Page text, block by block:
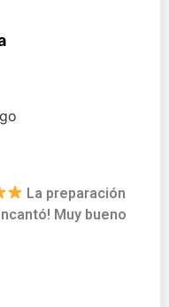
La preparación
Muy bueno